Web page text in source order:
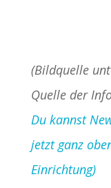
(Bildquelle
Quelle der
Du kannst
jetzt ganz
Einrichtung)